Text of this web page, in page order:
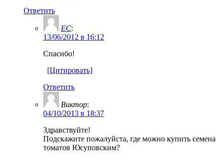
Ответить
ЕС:
13/06/2012 в 16:12
Спасибо!
[Цитировать]
Ответить
Виктор:
04/10/2013 в 18:37
Здравствуйте!
Подскажите пожалуйста, где можно купить семена
томатов Юсуповским?